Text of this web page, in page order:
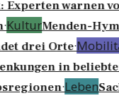
Experten warnen
·KulturMenden-
drei Orte·
in
·Leben